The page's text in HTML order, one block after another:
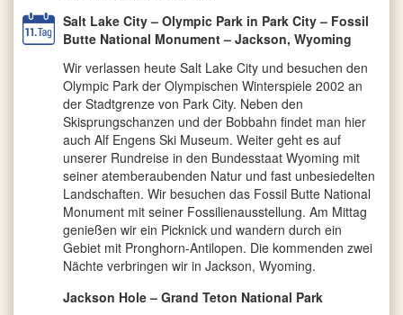
Salt Lake City – Olympic Park in Park City – Fossil
Butte National Monument – Jackson, Wyoming
Wir verlassen heute Salt Lake City und besuchen den
Olympic Park der Olympischen Winterspiele 2002 an
der Stadtgrenze von Park City. Neben den
Skisprungschanzen und der Bobbahn findet man hier
auch Alf Engens Ski Museum. Weiter geht es auf
unserer Rundreise in den Bundesstaat Wyoming mit
seiner atemberaubenden Natur und fast unbesiedelten
Landschaften. Wir besuchen das Fossil Butte National
Monument mit seiner Fossilienausstellung. Am Mittag
genießen wir ein Picknick und wandern durch ein
Gebiet mit Pronghorn-Antilopen. Die kommenden zwei
Nächte verbringen wir in Jackson, Wyoming.
Jackson Hole – Grand Teton National Park